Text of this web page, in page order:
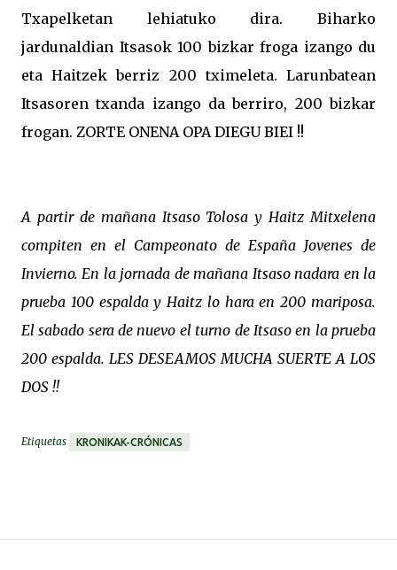
Txapelketan lehiatuko dira. Biharko
jardunaldian Itsasok 100 bizkar froga izango du
eta Haitzek berriz 200 tximeleta. Larunbatean
Itsasoren txanda izango da berriro, 200 bizkar
frogan. ZORTE ONENA OPA DIEGU BIEI !!
A partir de mañana Itsaso Tolosa y Haitz Mitxelena
compiten en el Campeonato de España Jovenes de
Invierno. En la jornada de mañana Itsaso nadara en la
prueba 100 espalda y Haitz lo hara en 200 mariposa.
El sabado sera de nuevo el turno de Itsaso en la prueba
200 espalda. LES DESEAMOS MUCHA SUERTE A LOS
DOS !!
Etiquetas KRONIKAK-CRÓNICAS